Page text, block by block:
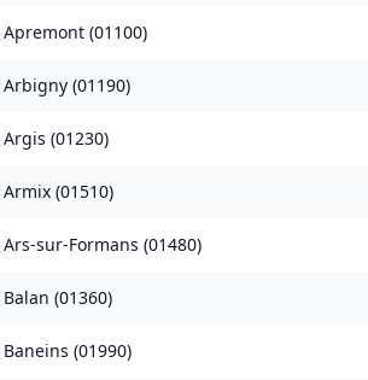
Apremont (01100)
Arbigny (01190)
Argis (01230)
Armix (01510)
Ars-sur-Formans (01480)
Balan (01360)
Baneins (01990)